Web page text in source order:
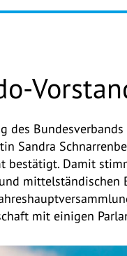
Sandra
bestätigt. Damit
mit einigen